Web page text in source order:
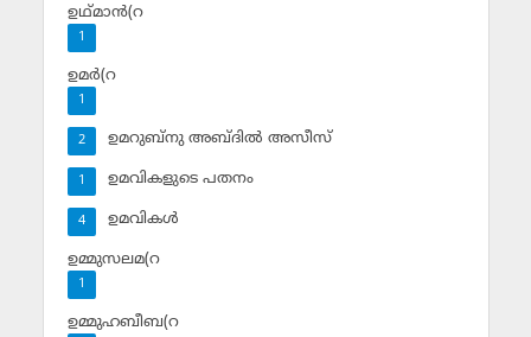
ഉഥ്മാന്‍(റ
1
ഉമര്‍(റ
1
ഉമറുബ്‌നു അബ്ദില്‍ അസീസ്‌
2
ഉമവികളുടെ പതനം
1
ഉമവികള്‍
4
ഉമ്മുസലമ(റ
1
ഉമ്മുഹബീബ(റ